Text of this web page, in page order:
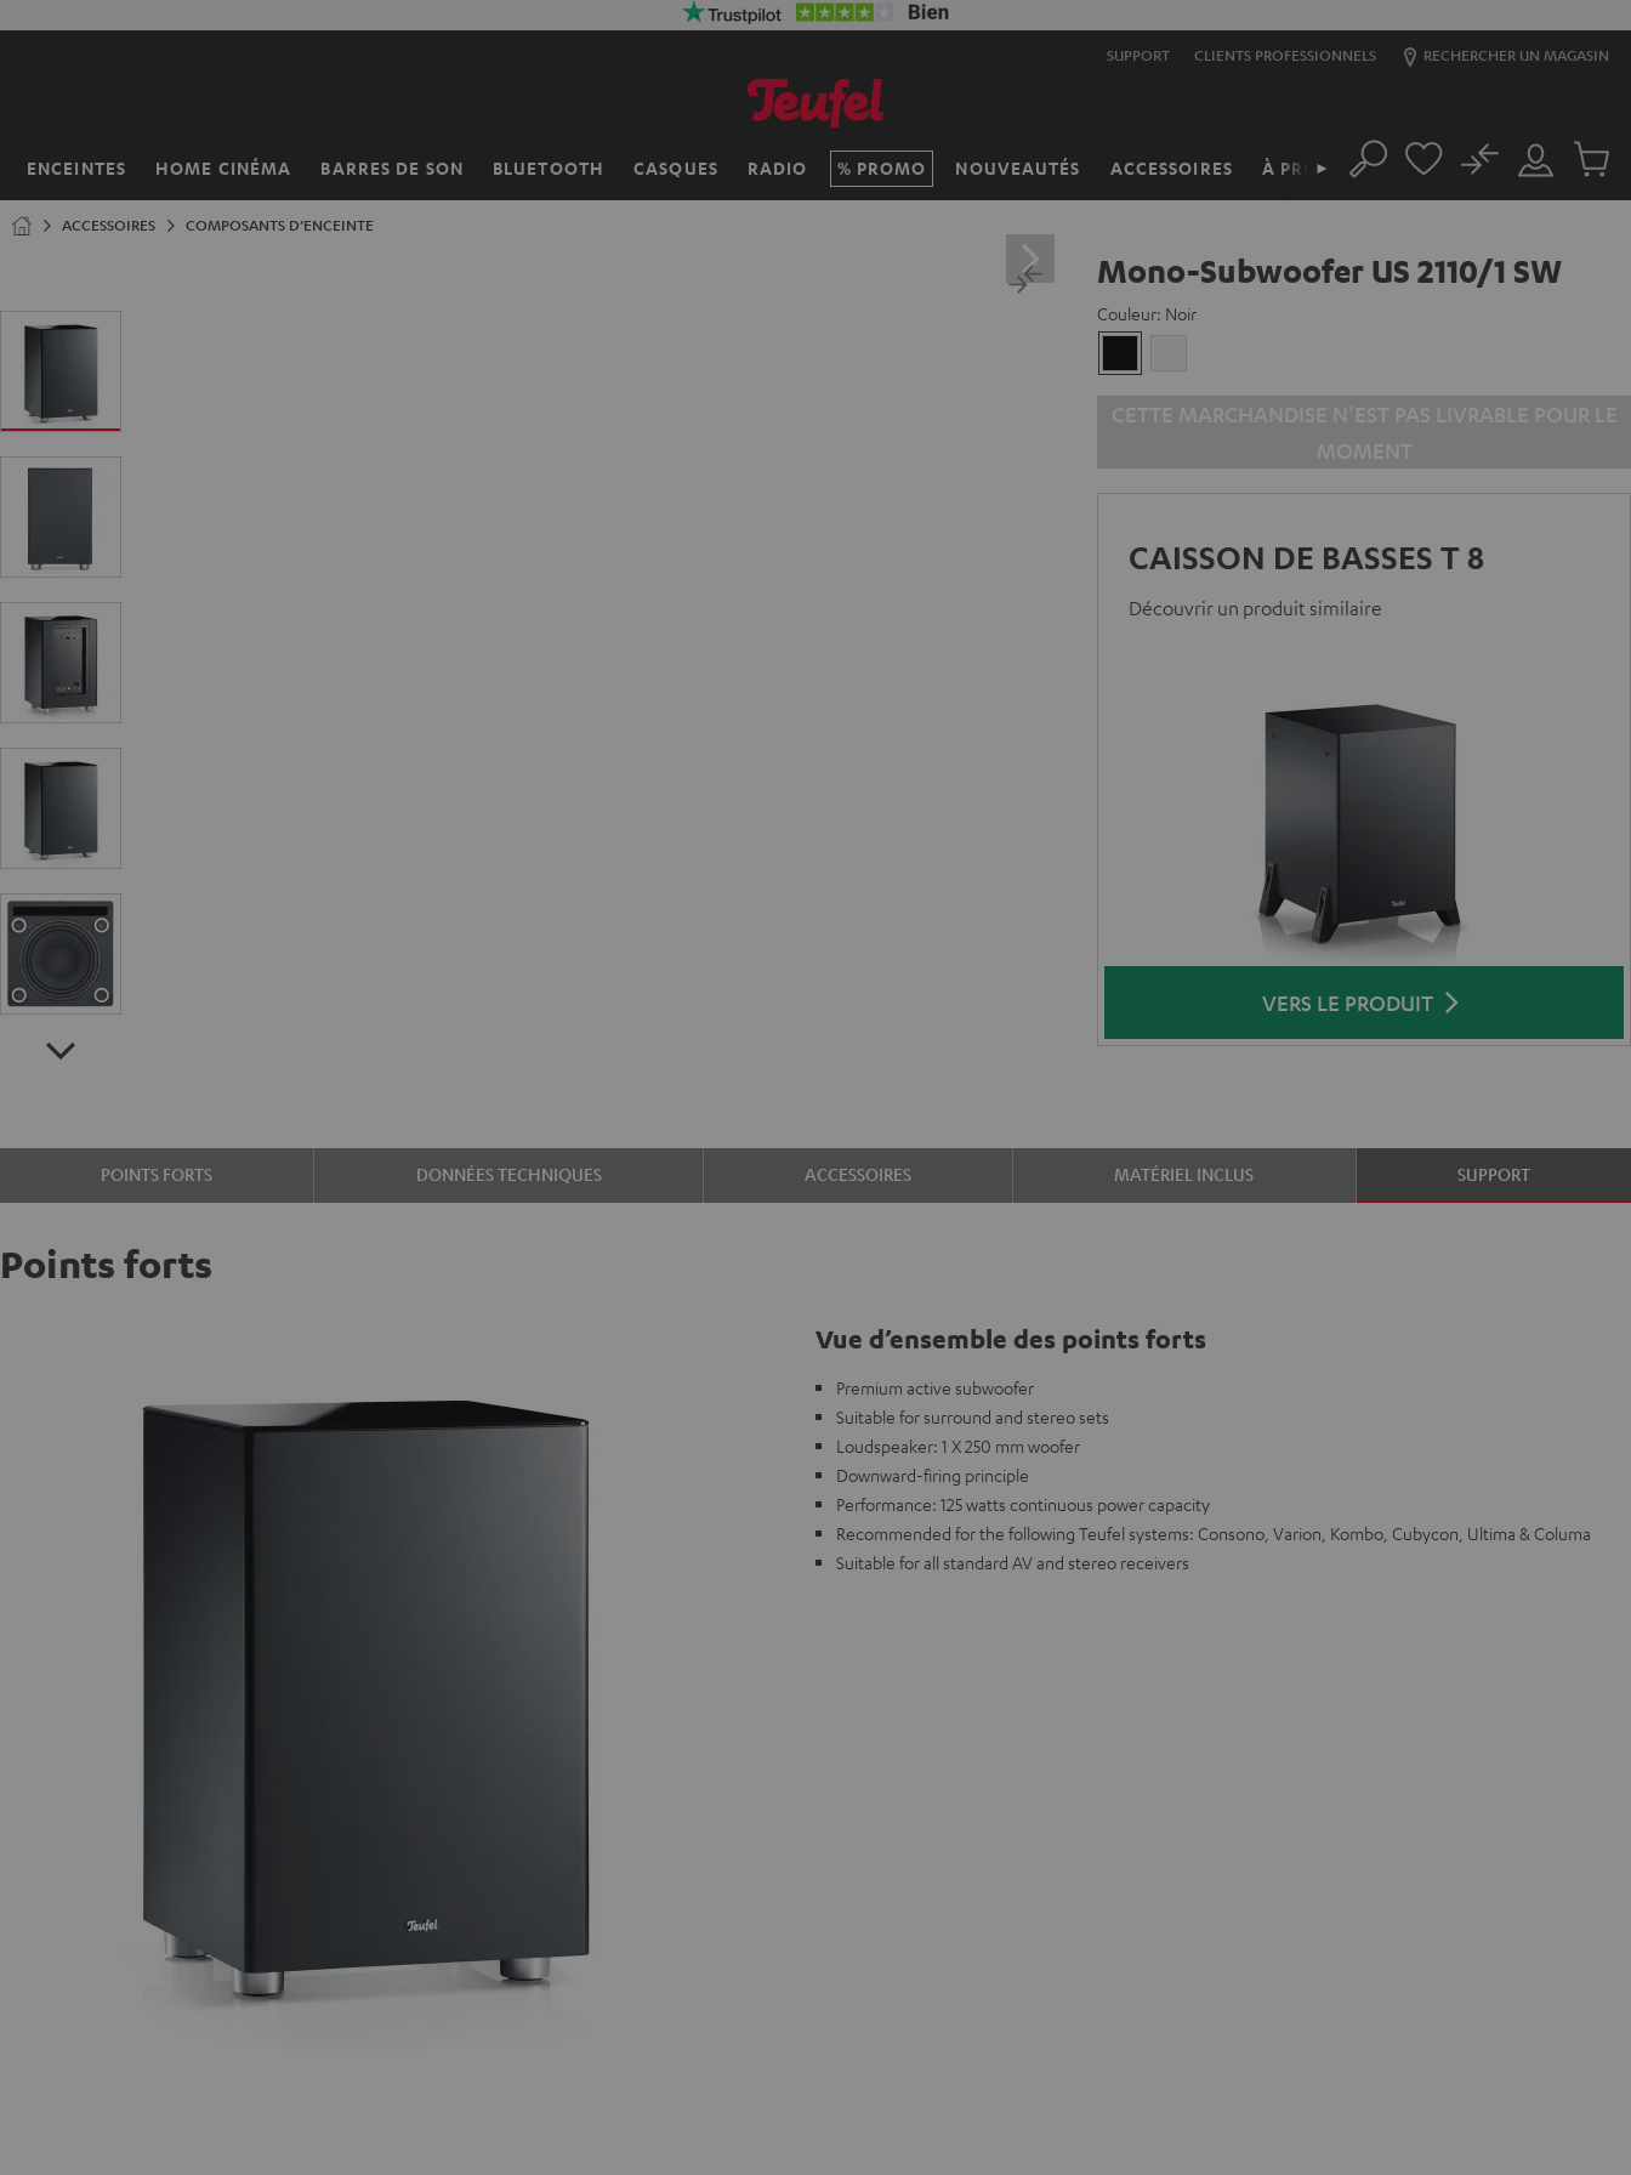
SUPPORT CLIENTS PROFESSIONNELS RECHERCHER UN MAGASIN
ENCEINTES HOME CINÉMA BARRES DE SON BLUETOOTH CASQUES RADIO PROMO NOUVEAUTÉS ACCESSOIRES À PROPOS
►
Page
Rechercher
Mon
compte
No
ACCESSOIRES COMPOSANTS D’ENCEINTE
Mono-Subwoofer US 2110/1 SW
Couleur: Noir
CAISSON DE BASSES T 8
Découvrir un produit similaire
VERS LE PRODUIT
POINTS FORTS DONNÉES TECHNIQUES ACCESSOIRES MATÉRIEL INCLUS SUPPORT
Points forts
Vue d’ensemble des points forts
Premium active subwoofer
Suitable for surround and stereo sets
Loudspeaker: 1 X 250 mm woofer
Downward-firing principle
Performance: 125 watts continuous power capacity
Recommended for the following Teufel systems: Consono, Varion, Kombo, Cubycon, Ultima & Columa
Suitable for all standard AV and stereo receivers